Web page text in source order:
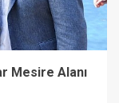
Mesire Alanı